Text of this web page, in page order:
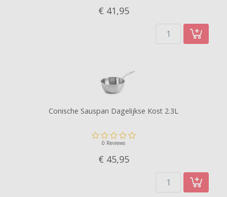
€ 41,95
Conische Sauspan Dagelijkse Kost 2.3L
0 Reviews
€ 45,95